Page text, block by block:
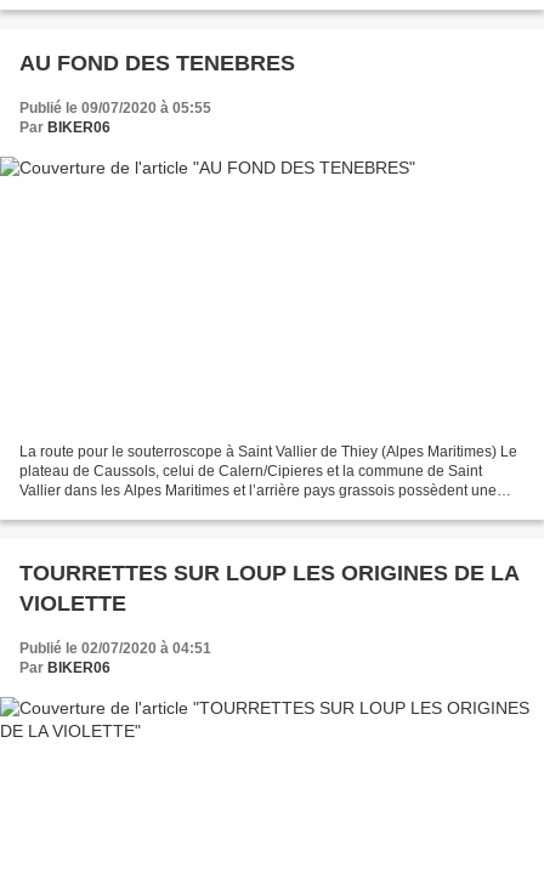
AU FOND DES TENEBRES
Publié le 09/07/2020 à 05:55
Par BIKER06
La route pour le souterroscope à Saint Vallier de Thiey (Alpes Maritimes) Le
plateau de Caussols, celui de Calern/Cipieres et la commune de Saint
Vallier dans les Alpes Maritimes et l’arrière pays grassois possèdent une
TOURRETTES SUR LOUP LES ORIGINES DE LA
VIOLETTE
Publié le 02/07/2020 à 04:51
Par BIKER06